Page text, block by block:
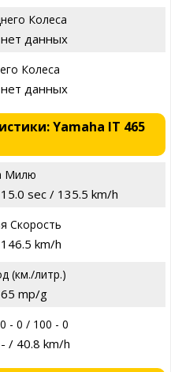
Колеса
нет данных
Колеса
нет данных
Yamaha IT 465
Милю
15.0 sec / 135.5 km/h
Скорость
146.5 km/h
(км./литр.)
65 mp/g
- 0 / 100 - 0
- / 40.8 km/h